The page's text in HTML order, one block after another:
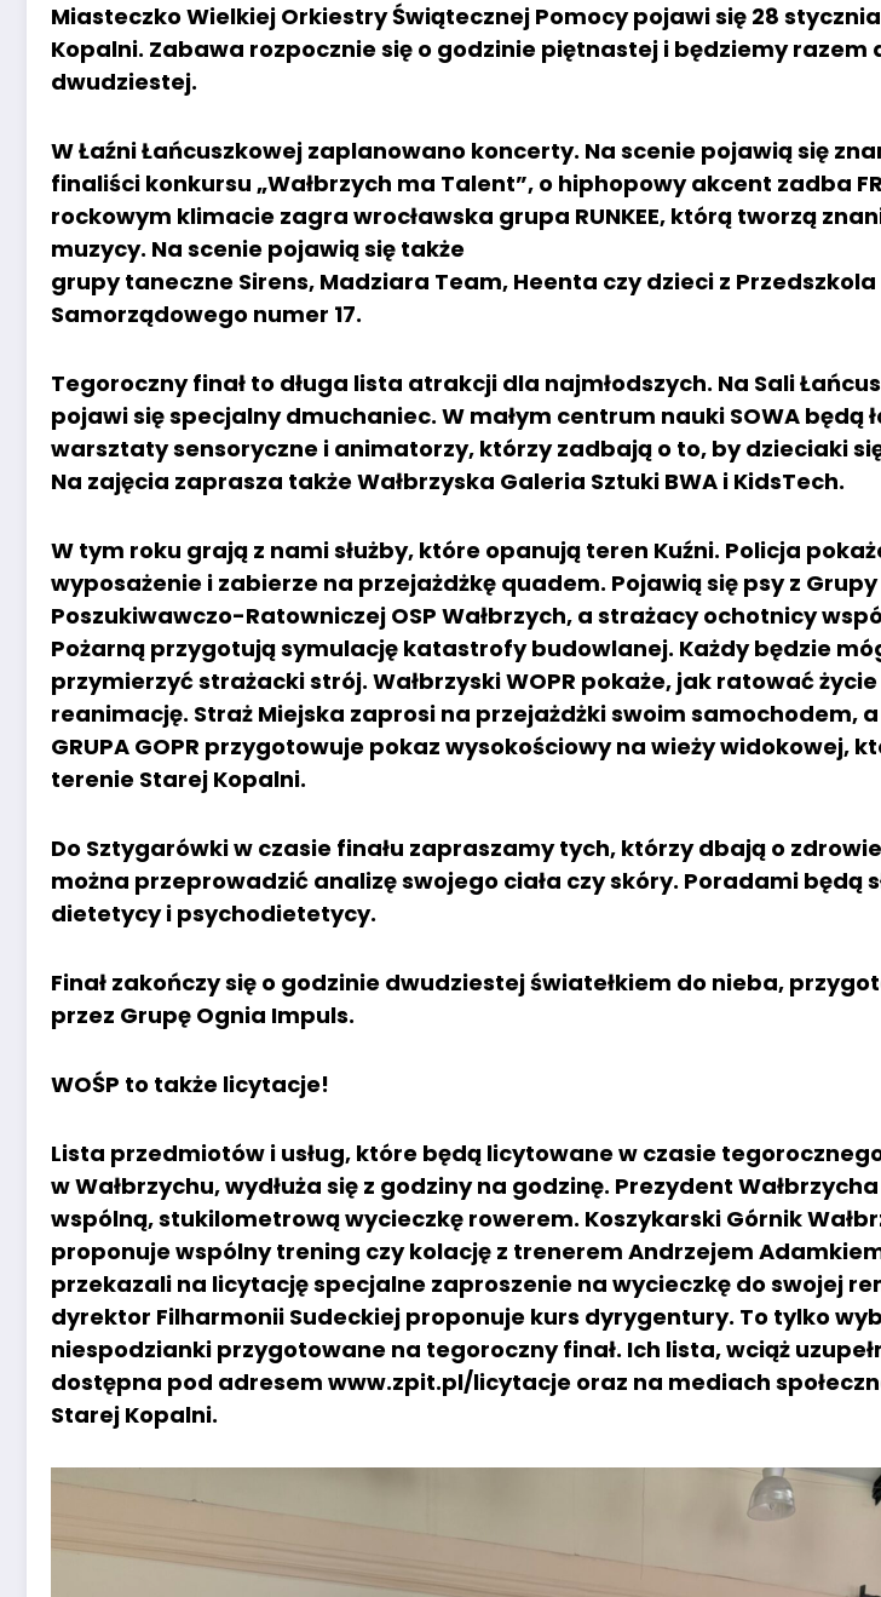
Miasteczko Wielkiej Orkiestry Świątecznej Pomocy pojawi się 28
Kopalni. Zabawa rozpocznie się o godzinie piętnastej i będziemy razem
dwudziestej.
W Łaźni Łańcuszkowej zaplanowano koncerty. Na scenie pojawią się
finaliści konkursu „Wałbrzych ma Talent”, o hiphopowy akcent zadba
rockowym klimacie zagra wrocławska grupa RUNKEE, którą tworzą
muzycy. Na scenie pojawią się także
grupy taneczne Sirens, Madziara Team, Heenta czy dzieci z Przedszkola
Samorządowego numer 17.
Tegoroczny finał to długa lista atrakcji dla najmłodszych. Na Sali
pojawi się specjalny dmuchaniec. W małym centrum nauki SOWA będą
warsztaty sensoryczne i animatorzy, którzy zadbają o to, by dzieciaki
Na zajęcia zaprasza także Wałbrzyska Galeria Sztuki BWA i KidsTech.
W tym roku grają z nami służby, które opanują teren Kuźni. Policja
wyposażenie i zabierze na przejażdżkę quadem. Pojawią się psy z Grupy
Poszukiwawczo-Ratowniczej OSP Wałbrzych, a strażacy ochotnicy
Pożarną przygotują symulację katastrofy budowlanej. Każdy będzie
przymierzyć strażacki strój. Wałbrzyski WOPR pokaże, jak ratować
reanimację. Straż Miejska zaprosi na przejażdżki swoim samochodem,
GRUPA GOPR przygotowuje pokaz wysokościowy na wieży widokowej,
terenie Starej Kopalni.
Do Sztygarówki w czasie finału zapraszamy tych, którzy dbają o
można przeprowadzić analizę swojego ciała czy skóry. Poradami będą
dietetycy i psychodietetycy.
Finał zakończy się o godzinie dwudziestej światełkiem do nieba,
przez Grupę Ognia Impuls.
WOŚP to także licytacje!
Lista przedmiotów i usług, które będą licytowane w czasie tegorocznego
w Wałbrzychu, wydłuża się z godziny na godzinę. Prezydent
wspólną, stukilometrową wycieczkę rowerem. Koszykarski Górnik
proponuje wspólny trening czy kolację z trenerem Andrzejem
przekazali na licytację specjalne zaproszenie na wycieczkę do swojej
dyrektor Filharmonii Sudeckiej proponuje kurs dyrygentury. To tylko
niespodzianki przygotowane na tegoroczny finał. Ich lista, wciąż
dostępna pod adresem www.zpit.pl/licytacje oraz na mediach
Starej Kopalni.